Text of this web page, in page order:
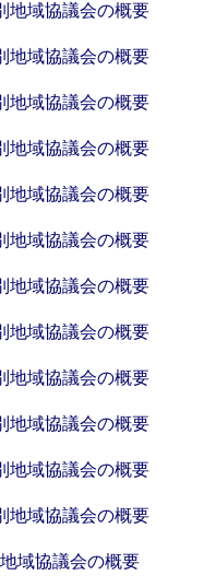
地域協議会の概要
地域協議会の概要
地域協議会の概要
地域協議会の概要
地域協議会の概要
地域協議会の概要
地域協議会の概要
地域協議会の概要
地域協議会の概要
地域協議会の概要
地域協議会の概要
地域協議会の概要
域協議会の概要